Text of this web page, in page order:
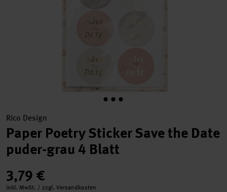
Rico Design
Paper Poetry Sticker Save the Date
puder-grau 4 Blatt
3,79 €
inkl. MwSt. / zzgl. Versandkosten